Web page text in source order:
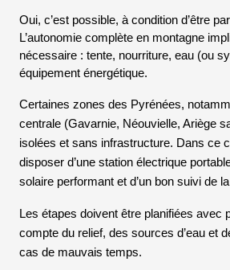
Oui, c’est possible, à condition d’être
L’autonomie complète en montagne
nécessaire : tente, nourriture, eau (ou
équipement énergétique.
Certaines zones des Pyrénées,
centrale (Gavarnie, Néouvielle, Ariège
isolées et sans infrastructure. Dans ce
disposer d’une station électrique
solaire performant et d’un bon suivi de
Les étapes doivent être planifiées avec
compte du relief, des sources d’eau et
cas de mauvais temps.